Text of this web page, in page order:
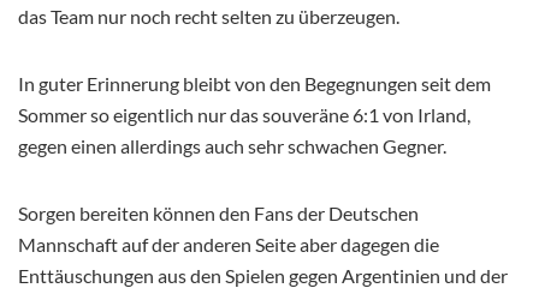
das Team nur noch recht selten zu überzeugen.
In guter Erinnerung bleibt von den Begegnungen seit dem
Sommer so eigentlich nur das souveräne 6:1 von Irland,
gegen einen allerdings auch sehr schwachen Gegner.
Sorgen bereiten können den Fans der Deutschen
Mannschaft auf der anderen Seite aber dagegen die
Enttäuschungen aus den Spielen gegen Argentinien und der